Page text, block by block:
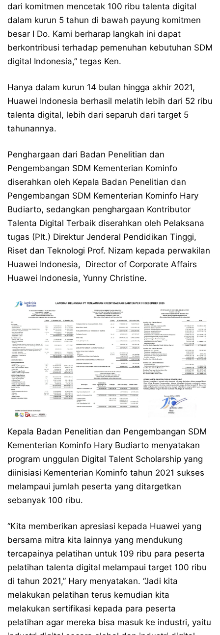
dari komitmen mencetak 100 ribu talenta digital
dalam kurun 5 tahun di bawah payung komitmen
besar I Do. Kami berharap langkah ini dapat
berkontribusi terhadap pemenuhan kebutuhan SDM
digital Indonesia,” tegas Ken.
Hanya dalam kurun 14 bulan hingga akhir 2021,
Huawei Indonesia berhasil melatih lebih dari 52 ribu
talenta digital, lebih dari separuh dari target 5
tahunannya.
Penghargaan dari Badan Penelitian dan
Pengembangan SDM Kementerian Kominfo
diserahkan oleh Kepala Badan Penelitian dan
Pengembangan SDM Kementerian Kominfo Hary
Budiarto, sedangkan penghargaan Kontributor
Talenta Digital Terbaik diserahkan oleh Pelaksana
tugas (Plt.) Direktur Jenderal Pendidikan Tinggi,
Riset dan Teknologi Prof. Nizam kepada perwakilan
Huawei Indonesia, Director of Corporate Affairs
Huawei Indonesia, Yunny Christine.
Kepala Badan Penelitian dan Pengembangan SDM
Kementerian Kominfo Hary Budiarto menyatakan
program unggulan Digital Talent Scholarship yang
diinisiasi Kementerian Kominfo tahun 2021 sukses
melampaui jumlah peserta yang ditargetkan
sebanyak 100 ribu.
“Kita memberikan apresiasi kepada Huawei yang
bersama mitra kita lainnya yang mendukung
tercapainya pelatihan untuk 109 ribu para peserta
pelatihan talenta digital melampaui target 100 ribu
di tahun 2021,” Hary menyatakan. “Jadi kita
melakukan pelatihan terus kemudian kita
melakukan sertifikasi kepada para peserta
pelatihan agar mereka bisa masuk ke industri, yaitu